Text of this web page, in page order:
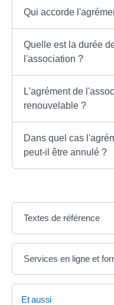
Qui accorde
Quelle est la durée
l'association ?
L'agrément de
renouvelable ?
Dans quel cas
peut-il être annulé ?
Textes de référence
Services en ligne et
Et aussi